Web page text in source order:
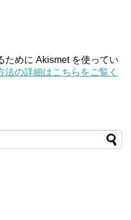
ために Akismet を使ってい
法の詳細はこちらをご覧く